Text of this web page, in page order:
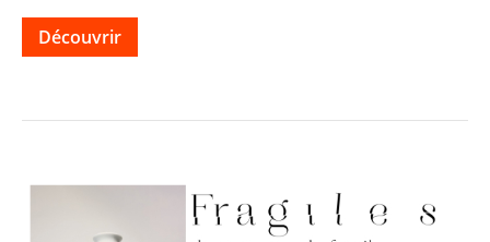
Découvrir